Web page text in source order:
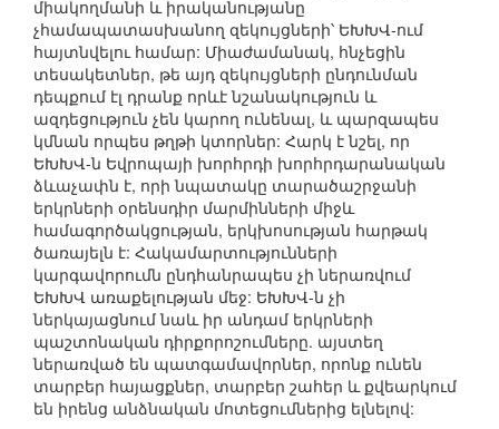
միակողմանի և իրականությանը
չհամապատասխանող զեկույցների՝ ԵԽԽՎ-ում
հայտնվելու համար: Միաժամանակ, հնչեցին
տեսակետներ, թե այդ զեկույցների ընդունման
դեպքում էլ դրանք որևէ նշանակություն և
ազդեցություն չեն կարող ունենալ, և պարզապես
կմնան որպես թղթի կտորներ: Հարկ է նշել, որ
ԵԽԽՎ-ն Եվրոպայի խորհրդի խորհրդարանական
ձևաչափն է, որի նպատակը տարածաշրջանի
երկրների օրենսդիր մարմինների միջև
համագործակցության, երկխոսության հարթակ
ծառայելն է: Հակամարտությունների
կարգավորումն ընդհանրապես չի ներառվում
ԵԽԽՎ առաքելության մեջ: ԵԽԽՎ-ն չի
ներկայացնում նաև իր անդամ երկրների
պաշտոնական դիրքորոշումները. այստեղ
ներառված են պատգամավորներ, որոնք ունեն
տարբեր հայացքներ, տարբեր շահեր և քվեարկում
են իրենց անձնական մոտեցումներից ելնելով: